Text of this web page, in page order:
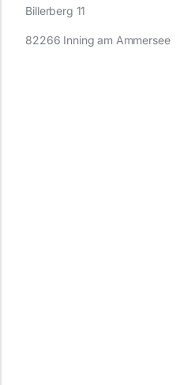
Billerberg 11
82266 Inning am Ammersee